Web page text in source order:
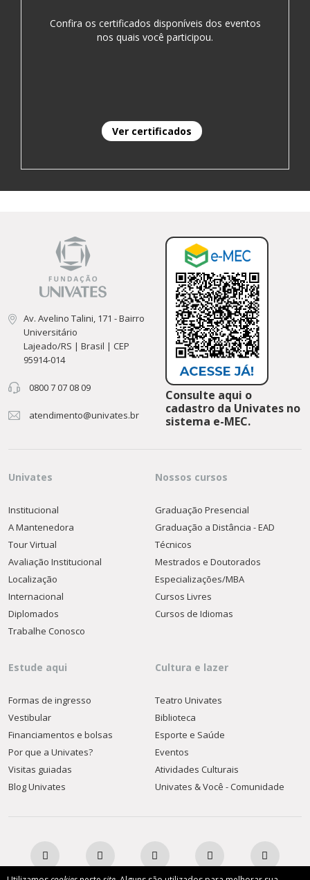
Confira os certificados disponíveis dos eventos
nos quais você participou.
Ver certificados
Av. Avelino Talini, 171 - Bairro
Universitário
Lajeado/RS | Brasil | CEP
95914-014
0800 7 07 08 09
atendimento@univates.br
Consulte aqui o
cadastro da Univates no
sistema e-MEC.
Univates
Institucional
A Mantenedora
Tour Virtual
Avaliação Institucional
Localização
Internacional
Diplomados
Trabalhe Conosco
Nossos cursos
Graduação Presencial
Graduação a Distância - EAD
Técnicos
Mestrados e Doutorados
Especializações/MBA
Cursos Livres
Cursos de Idiomas
Estude aqui
Formas de ingresso
Vestibular
Financiamentos e bolsas
Por que a Univates?
Visitas guiadas
Blog Univates
Cultura e lazer
Teatro Univates
Biblioteca
Esporte e Saúde
Eventos
Atividades Culturais
Univates & Você - Comunidade